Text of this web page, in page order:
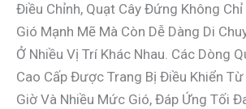
Điều Chỉnh, Quạt Cây Đứng Không
Gió Mạnh Mẽ Mà Còn Dễ Dàng Di
Ở Nhiều Vị Trí Khác Nhau. Các Dòng
Cao Cấp Được Trang Bị Điều Khiển Từ
Giờ Và Nhiều Mức Gió, Đáp Ứng Tối